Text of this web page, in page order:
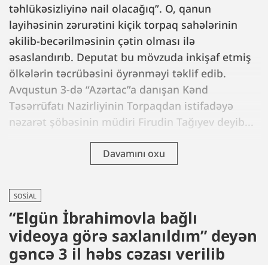
təhlükəsizliyinə nail olacağıq”. O, qanun
layihəsinin zərurətini kiçik torpaq sahələrinin
əkilib-becərilməsinin çətin olması ilə
əsaslandırıb. Deputat bu mövzuda inkişaf etmiş
ölkələrin təcrübəsini öyrənməyi təklif edib.
Avqustun 3-də “Azərtac”a danışan Kənd
Təsərrüfatı Nazirliyinin Torpaqdan istifadəyə
nəzarət şöbəsinin müdiri Firudin Tağıyev deyib...
Davamını oxu
SOSIAL
“Elgün İbrahimovla bağlı
videoya görə saxlanıldım” deyən
gəncə 3 il həbs cəzası verilib